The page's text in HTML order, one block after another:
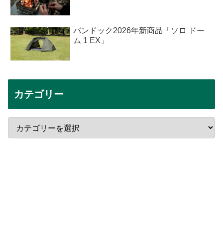
バンドック2026年新商品「ソロ ドー
ム 1 EX」
カテゴリー